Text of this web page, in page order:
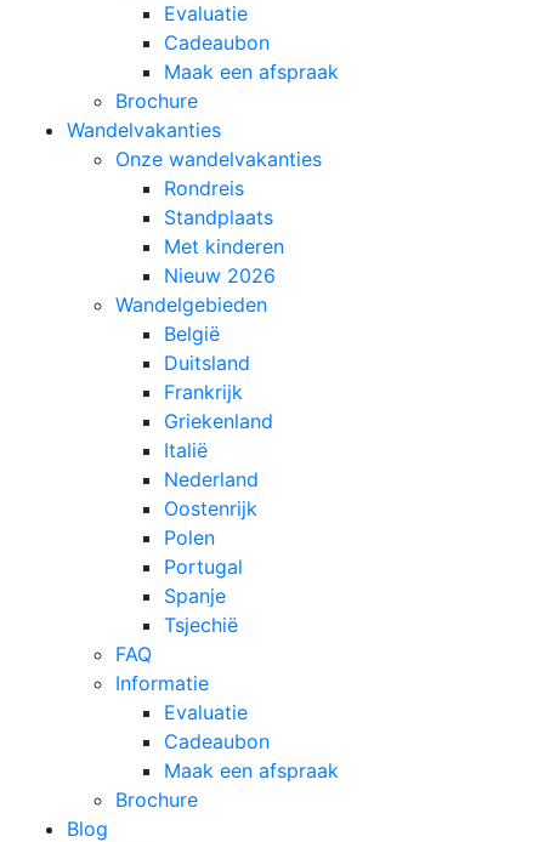
Evaluatie
Cadeaubon
Maak een afspraak
Brochure
Wandelvakanties
Onze wandelvakanties
Rondreis
Standplaats
Met kinderen
Nieuw 2026
Wandelgebieden
België
Duitsland
Frankrijk
Griekenland
Italië
Nederland
Oostenrijk
Polen
Portugal
Spanje
Tsjechië
FAQ
Informatie
Evaluatie
Cadeaubon
Maak een afspraak
Brochure
Blog